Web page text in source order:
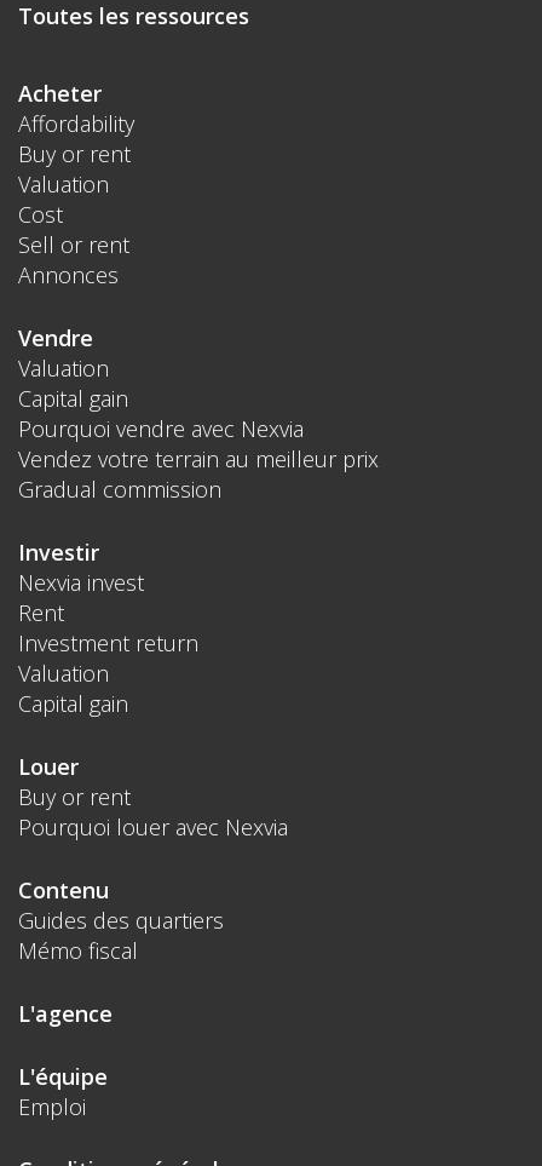
Toutes les ressources
Acheter
Affordability
Buy or rent
Valuation
Cost
Sell or rent
Annonces
Vendre
Valuation
Capital gain
Pourquoi vendre avec Nexvia
Vendez votre terrain au meilleur prix
Gradual commission
Investir
Nexvia invest
Rent
Investment return
Valuation
Capital gain
Louer
Buy or rent
Pourquoi louer avec Nexvia
Contenu
Guides des quartiers
Mémo fiscal
L'agence
L'équipe
Emploi